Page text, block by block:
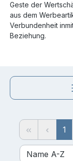
Geste der
aus dem
Verbundenheit
Beziehung.
1